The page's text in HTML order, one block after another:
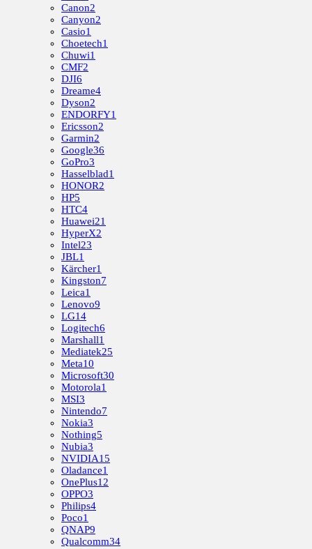
Canon2
Canyon2
Casio1
Choetech1
Chuwi1
CMF2
DJI6
Dreame4
Dyson2
ENDORFY1
Ericsson2
Garmin2
Google36
GoPro3
Hasselblad1
HONOR2
HP5
HTC4
Huawei21
HyperX2
Intel23
JBL1
Kärcher1
Kingston7
Leica1
Lenovo9
LG14
Logitech6
Marshall1
Mediatek25
Meta10
Microsoft30
Motorola1
MSI3
Nintendo7
Nokia3
Nothing5
Nubia3
NVIDIA15
Oladance1
OnePlus12
OPPO3
Philips4
Poco1
QNAP9
Qualcomm34